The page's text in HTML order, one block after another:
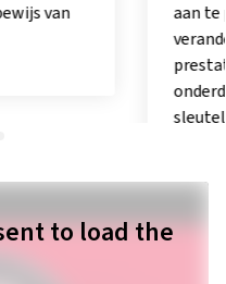
van
aan te
sleutel
to load the